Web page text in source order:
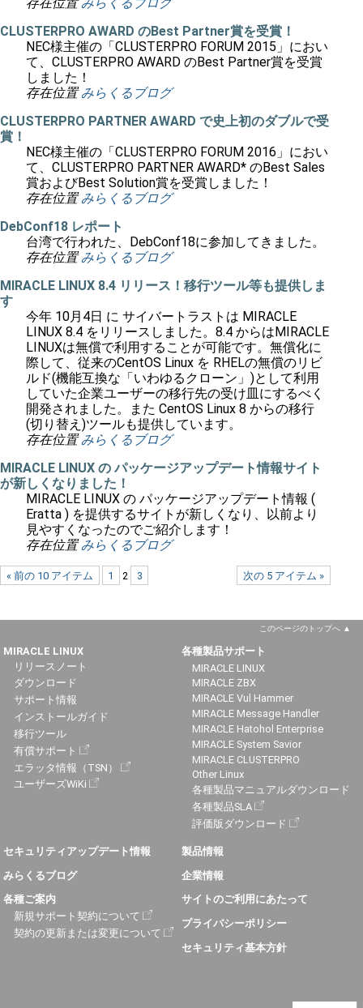
存在位置 みらくるブログ
CLUSTERPRO AWARD のBest Partner賞を受賞！
NEC様主催の「CLUSTERPRO FORUM 2015」におい
て、CLUSTERPRO AWARD のBest Partner賞を受賞
しました！
存在位置 みらくるブログ
CLUSTERPRO PARTNER AWARD で史上初のダブルで受
賞！
NEC様主催の「CLUSTERPRO FORUM 2016」におい
て、CLUSTERPRO PARTNER AWARD* のBest Sales
賞およびBest Solution賞を受賞しました！
存在位置 みらくるブログ
DebConf18 レポート
台湾で行われた、DebConf18に参加してきました。
存在位置 みらくるブログ
MIRACLE LINUX 8.4 リリース！移行ツール等も提供しま
す
今年 10月4日 に サイバートラストは MIRACLE
LINUX 8.4 をリリースしました。8.4 からはMIRACLE
LINUXは無償で利用することが可能です。無償化に
際して、従来のCentOS Linux を RHELの無償のリビ
ルド(機能互換な「いわゆるクローン」)として利用
していた企業ユーザーの移行先の受け皿にするべく
開発されました。また CentOS Linux 8 からの移行
(切り替え)ツールも提供しています。
存在位置 みらくるブログ
MIRACLE LINUX の パッケージアップデート情報サイト
が新しくなりました！
MIRACLE LINUX の パッケージアップデート情報 (
Eratta ) を提供するサイトが新しくなり、以前より
見やすくなったのでご紹介します！
存在位置 みらくるブログ
« 前の 10 アイテム 次の 5 アイテム »
1 2 3
このページのトップへ
MIRACLE LINUX
リリースノート
ダウンロード
サポート情報
インストールガイド
移行ツール
有償サポート
エラッタ情報（TSN）
ユーザーズWiKi
各種製品サポート
MIRACLE LINUX
MIRACLE ZBX
MIRACLE Vul Hammer
MIRACLE Message Handler
MIRACLE Hatohol Enterprise
MIRACLE System Savior
MIRACLE CLUSTERPRO
Other Linux
各種製品マニュアルダウンロード
各種製品SLA
評価版ダウンロード
セキュリティアップデート情報
みらくるブログ
各種ご案内
新規サポート契約について
契約の更新または変更について
製品情報
企業情報
サイトのご利用にあたって
プライバシーポリシー
セキュリティ基本方針